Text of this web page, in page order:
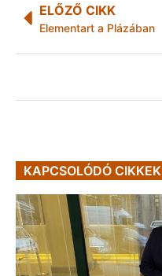
ELŐZŐ CIKK
Elementart a Plázában
KAPCSOLÓDÓ CIKKEK